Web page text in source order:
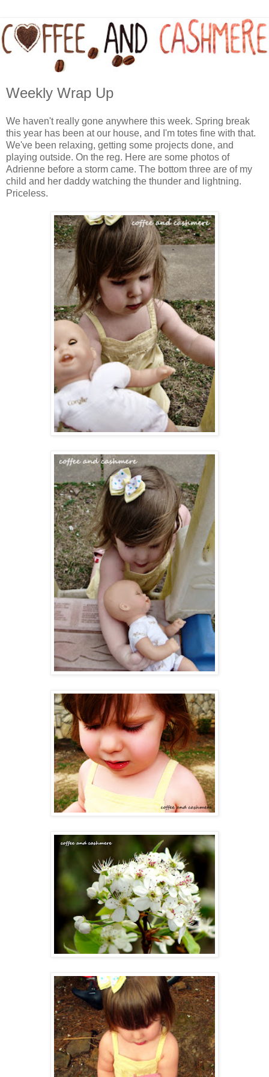
Weekly Wrap Up
We haven't really gone anywhere this week. Spring break
this year has been at our house, and I'm totes fine with that.
We've been relaxing, getting some projects done, and
playing outside. On the reg. Here are some photos of
Adrienne before a storm came. The bottom three are of my
child and her daddy watching the thunder and lightning.
Priceless.